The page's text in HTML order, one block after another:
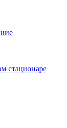
стационаре